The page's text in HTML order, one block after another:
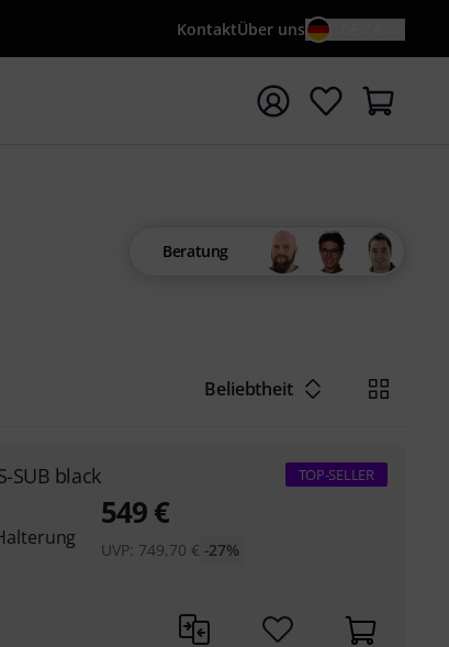
KontaktÜber uns
{searchTerm} starten
Beratung
Beliebtheit
SUB black TOP-SELLER
549€
UVP: 749,70 € -27%